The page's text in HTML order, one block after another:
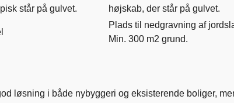
står på gulvet.
højskab, der står på gulvet.
Plads til nedgravning af
Min. 300 m2 grund.
løsning i både nybyggeri og eksisterende boliger,